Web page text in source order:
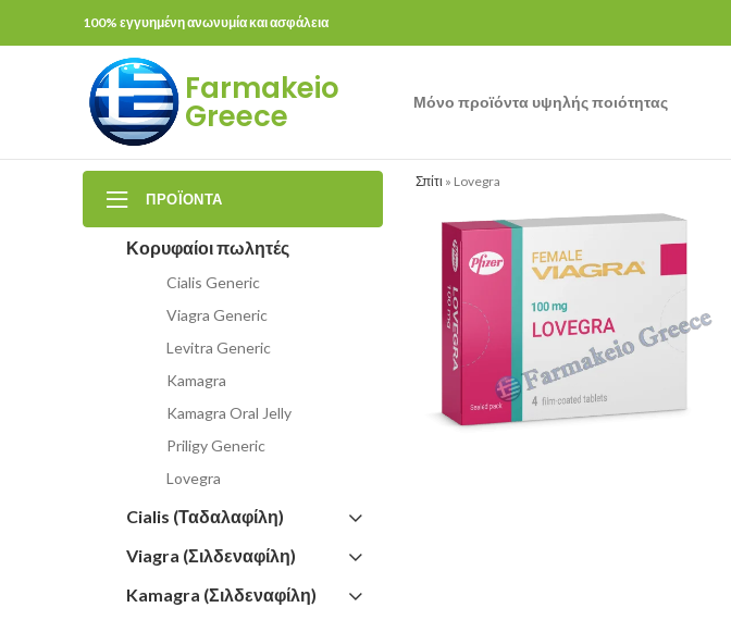
100% εγγυημένη ανωνυμία και ασφάλεια
Farmakeio
Greece Μόνο προϊόντα υψηλής ποιότητας
Σπίτι » Lovegra
ΠΡΟΪΌΝΤΑ
Κορυφαίοι πωλητές
Cialis Generic
Viagra Generic
Levitra Generic
Kamagra
Kamagra Oral Jelly
Priligy Generic
Lovegra
Cialis (Ταδαλαφίλη)
Viagra (Σιλδεναφίλη)
Kamagra (Σιλδεναφίλη)